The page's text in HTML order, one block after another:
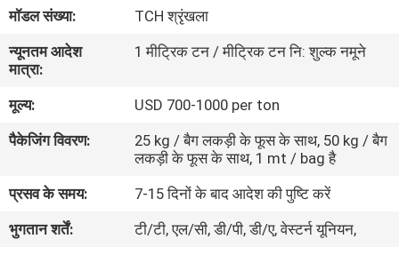
में
कारखाने
का
दौरा
गुणवत्ता
नियंत्रण
मॉडल संख्या:
TCH श्रृंखला
न्यूनतम आदेश
मात्रा:
1 मीट्रिक टन / मीट्रिक टन नि: शुल्क नमूने
मूल्य:
USD 700-1000 per ton
पैकेजिंग विवरण:
25 kg / बैग लकड़ी के फूस के साथ, 50 kg / बैग
लकड़ी के फूस के साथ, 1 mt / bag है
प्रसव के समय:
7-15 दिनों के बाद आदेश की पुष्टि करें
भुगतान शर्तें:
टी/टी, एल/सी, डी/पी, डी/ए, वेस्टर्न यूनियन,